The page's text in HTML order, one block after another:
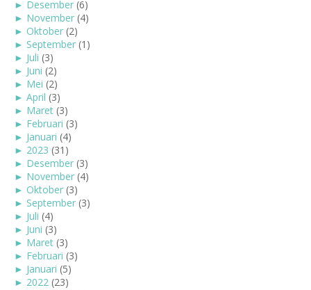
► Desember (6)
► November (4)
► Oktober (2)
► September (1)
► Juli (3)
► Juni (2)
► Mei (2)
► April (3)
► Maret (3)
► Februari (3)
► Januari (4)
► 2023 (31)
► Desember (3)
► November (4)
► Oktober (3)
► September (3)
► Juli (4)
► Juni (3)
► Maret (3)
► Februari (3)
► Januari (5)
► 2022 (23)